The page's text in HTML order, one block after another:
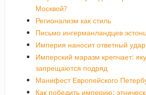
Москвой?
Регионализм как стиль
Письмо ингерманландцев
Империя наносит ответный удар
Имперский маразм крепчает:
запрещаются подряд
Манифест Европейского
Как победить империю: